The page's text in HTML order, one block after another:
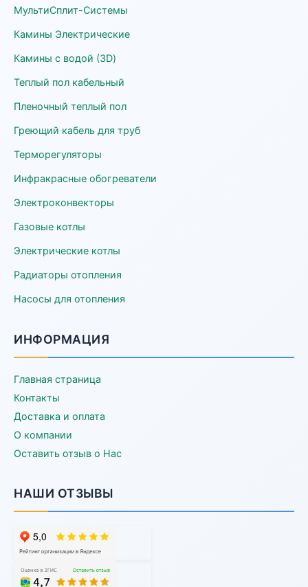
МультиСплит-Системы
Камины Электрические
Камины с водой (3D)
Теплый пол кабельный
Пленочный теплый пол
Греющий кабель для труб
Терморегуляторы
Инфракрасные обогреватели
Электроконвекторы
Газовые котлы
Электрические котлы
Радиаторы отопления
Насосы для отопления
ИНФОРМАЦИЯ
Главная страница
Контакты
Доставка и оплата
О компании
Оставить отзыв о Нас
НАШИ ОТЗЫВЫ